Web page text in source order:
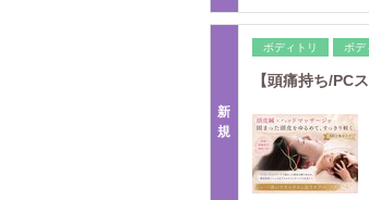
新
規
ボディトリ ボデ
【頭痛持ち/PC